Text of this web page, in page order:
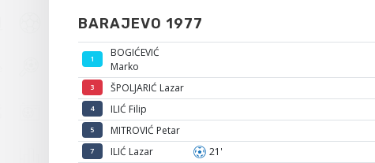
BARAJEVO 1977
1
BOGIĆEVIĆ
Marko
3 ŠPOLJARIĆ Lazar
4 ILIĆ Filip
5 MITROVIĆ Petar
7 ILIĆ Lazar 21'